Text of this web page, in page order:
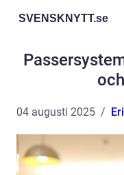
SVENSKNYTT.se
04 augusti 2025